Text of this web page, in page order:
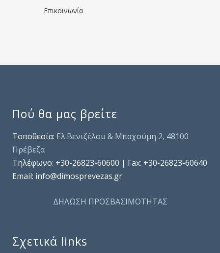
Επικοινωνία
Πού θα μας βρείτε
Τοποθεσία: Ελ.Βενιζέλου & Μπαχούμη 2, 48100
Πρέβεζα
Τηλέφωνo: +30-26823-60600 | Fax: +30-26823-60640
Email: info@dimosprevezas.gr
ΔΗΛΩΣΗ ΠΡΟΣΒΑΣΙΜΟΤΗΤΑΣ
Σχετικά links